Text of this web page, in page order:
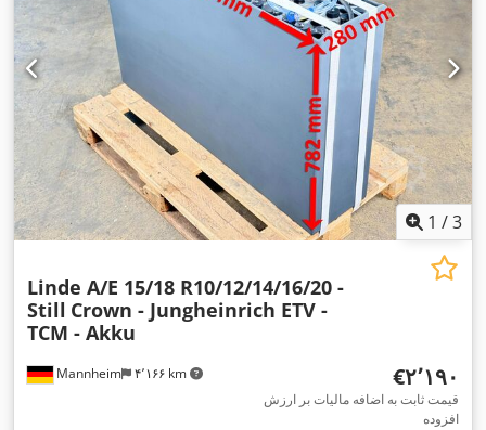
1 /3
Mannheim ۴٬۱۶۶ km
Linde A/E 15/18 R10/12/14/16/20 -
Still Crown - Jungheinrich ETV -
TCM - Akku
‎€۲٬۱۹۰
قیمت ثابت به اضافه مالیات بر ارزش
افزوده